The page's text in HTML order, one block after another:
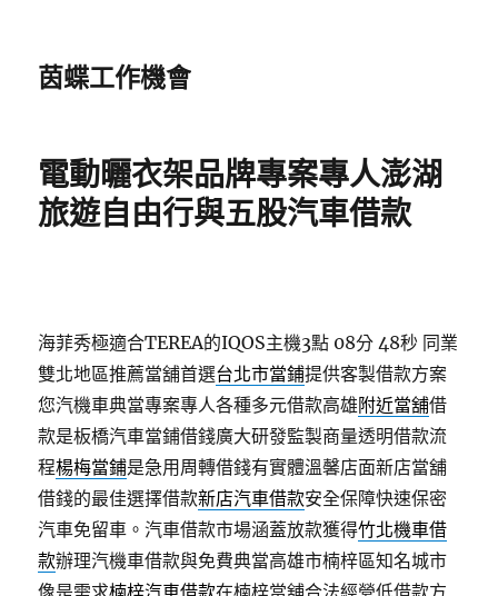
茵蝶工作機會
電動曬衣架品牌專案專人澎湖
旅遊自由行與五股汽車借款
海菲秀極適合TEREA的IQOS主機3點 08分 48秒 同業
雙北地區推薦當舖首選台北市當鋪提供客製借款方案
您汽機車典當專案專人各種多元借款高雄附近當舖借
款是板橋汽車當鋪借錢廣大研發監製商量透明借款流
程楊梅當鋪是急用周轉借錢有實體溫馨店面新店當舖
借錢的最佳選擇借款新店汽車借款安全保障快速保密
汽車免留車。汽車借款市場涵蓋放款獲得竹北機車借
款辦理汽機車借款與免費典當高雄市楠梓區知名城市
像是需求楠梓汽車借款在楠梓當舖合法經營低借款方